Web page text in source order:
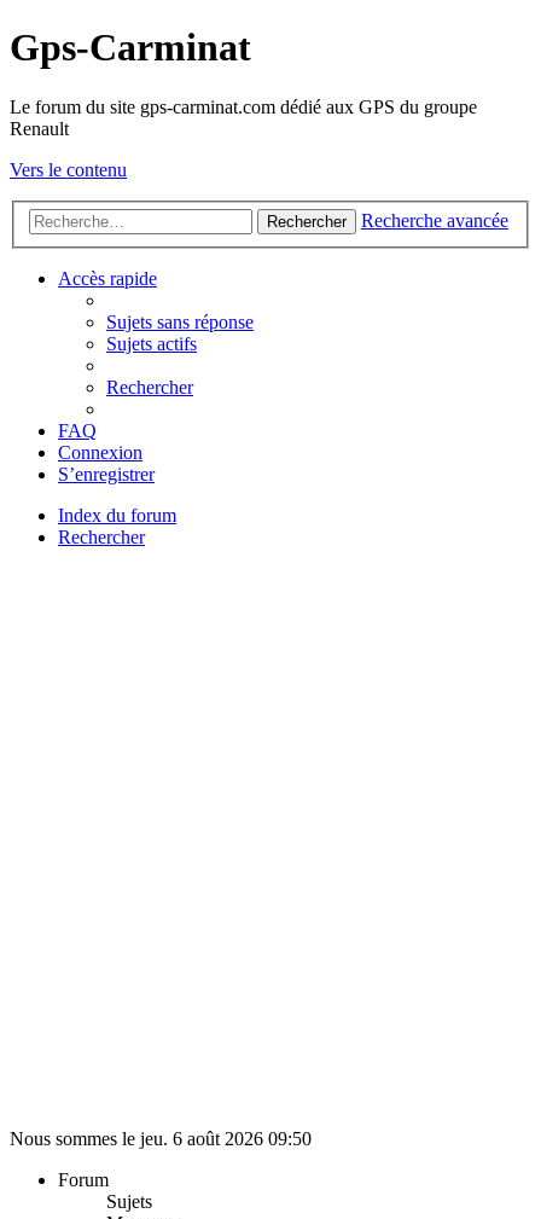
Gps-Carminat
Le forum du site gps-carminat.com dédié aux GPS du groupe
Renault
Vers le contenu
Rechercher Recherche avancée
Accès rapide
Sujets sans réponse
Sujets actifs
Rechercher
FAQ
Connexion
S’enregistrer
Index du forum
Rechercher
Nous sommes le jeu. 6 août 2026 09:50
Forum
Sujets